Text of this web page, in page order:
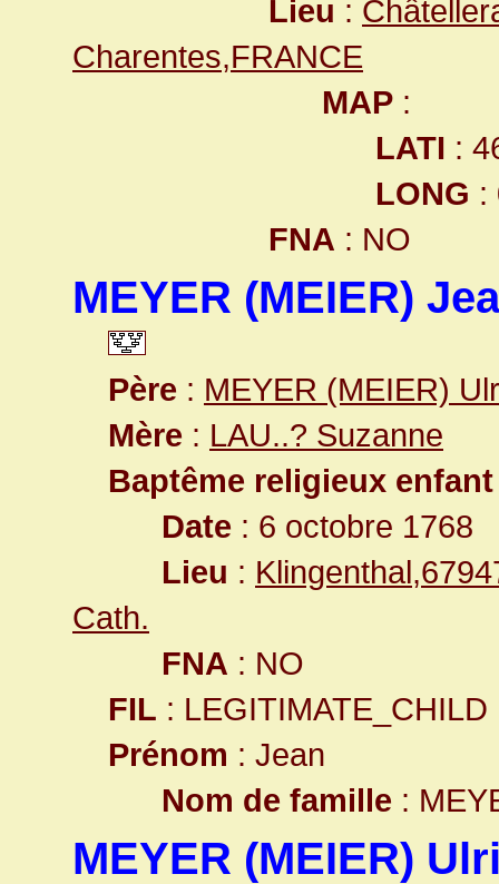
Lieu :
Charentes,FRANCE
MAP :
LATI :
LONG :
FNA : NO
MEYER (MEIER)
Père : MEYER (MEIER)
Mère : LAU..? Suzanne
Baptême religieux enfant
Date : 6 octobre 1768
Lieu :
Cath.
FNA : NO
FIL : LEGITIMATE_CHILD
Prénom : Jean
Nom de famille :
MEYER (MEIER)